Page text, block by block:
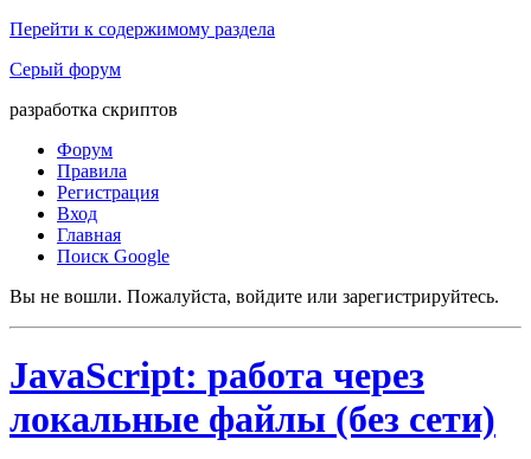
Перейти к содержимому раздела
Серый форум
разработка скриптов
Форум
Правила
Регистрация
Вход
Главная
Поиск Google
Вы не вошли. Пожалуйста, войдите или зарегистрируйтесь.
JavaScript: работа через
локальные файлы (без сети)